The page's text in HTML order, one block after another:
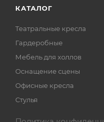
КАТАЛОГ
Театральные кресла
Гардеробные
Мебель для холлов
Оснащение сцены
Офисные кресла
Стулья